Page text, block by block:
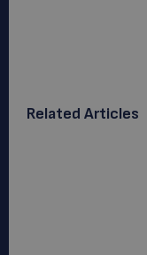
Related Articles